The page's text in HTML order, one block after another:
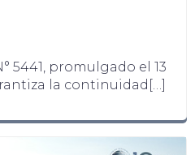
5441, promulgado el 13
la continuidad[…]